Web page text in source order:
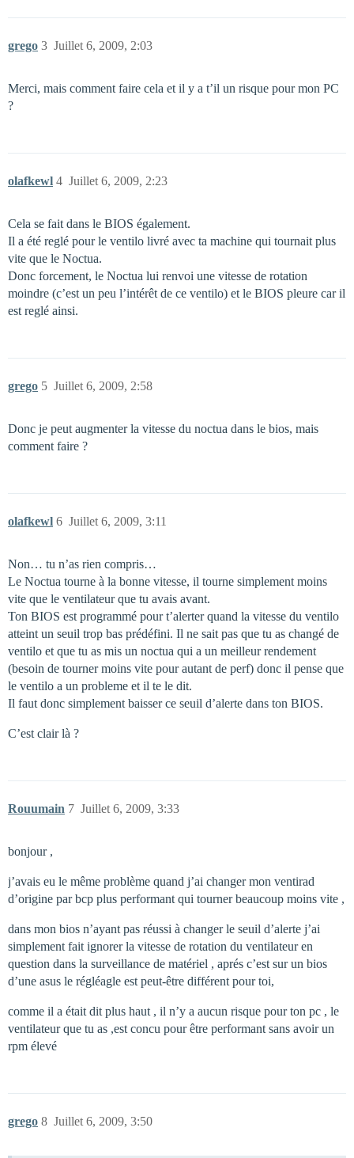
grego Juillet 6, 2009, 2:03
3
Merci, mais comment faire cela et il y a t’il un risque pour mon PC
?
olafkewl Juillet 6, 2009, 2:23
4
Cela se fait dans le BIOS également.
Il a été reglé pour le ventilo livré avec ta machine qui tournait plus
vite que le Noctua.
Donc forcement, le Noctua lui renvoi une vitesse de rotation
moindre (c’est un peu l’intérêt de ce ventilo) et le BIOS pleure car il
est reglé ainsi.
grego Juillet 6, 2009, 2:58
5
Donc je peut augmenter la vitesse du noctua dans le bios, mais
comment faire ?
olafkewl Juillet 6, 2009, 3:11
6
Non… tu n’as rien compris…
Le Noctua tourne à la bonne vitesse, il tourne simplement moins
vite que le ventilateur que tu avais avant.
Ton BIOS est programmé pour t’alerter quand la vitesse du ventilo
atteint un seuil trop bas prédéfini. Il ne sait pas que tu as changé de
ventilo et que tu as mis un noctua qui a un meilleur rendement
(besoin de tourner moins vite pour autant de perf) donc il pense que
le ventilo a un probleme et il te le dit.
Il faut donc simplement baisser ce seuil d’alerte dans ton BIOS.
C’est clair là ?
Rouumain Juillet 6, 2009, 3:33
7
bonjour ,
j’avais eu le même problème quand j’ai changer mon ventirad
d’origine par bcp plus performant qui tourner beaucoup moins vite ,
dans mon bios n’ayant pas réussi à changer le seuil d’alerte j’ai
simplement fait ignorer la vitesse de rotation du ventilateur en
question dans la surveillance de matériel , aprés c’est sur un bios
d’une asus le régléagle est peut-être différent pour toi,
comme il a était dit plus haut , il n’y a aucun risque pour ton pc , le
ventilateur que tu as ,est concu pour être performant sans avoir un
rpm élevé
grego Juillet 6, 2009, 3:50
8